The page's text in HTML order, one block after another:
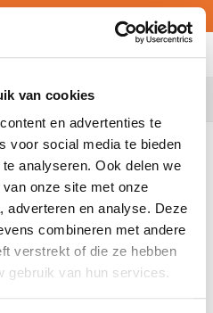
van cookies
en advertenties te
voor social media te bieden
analyseren. Ook delen we
onze site met onze
adverteren en analyse. Deze
combineren met andere
verstrekt of die ze hebben
gebruik van hun services.
MY ATALIAN